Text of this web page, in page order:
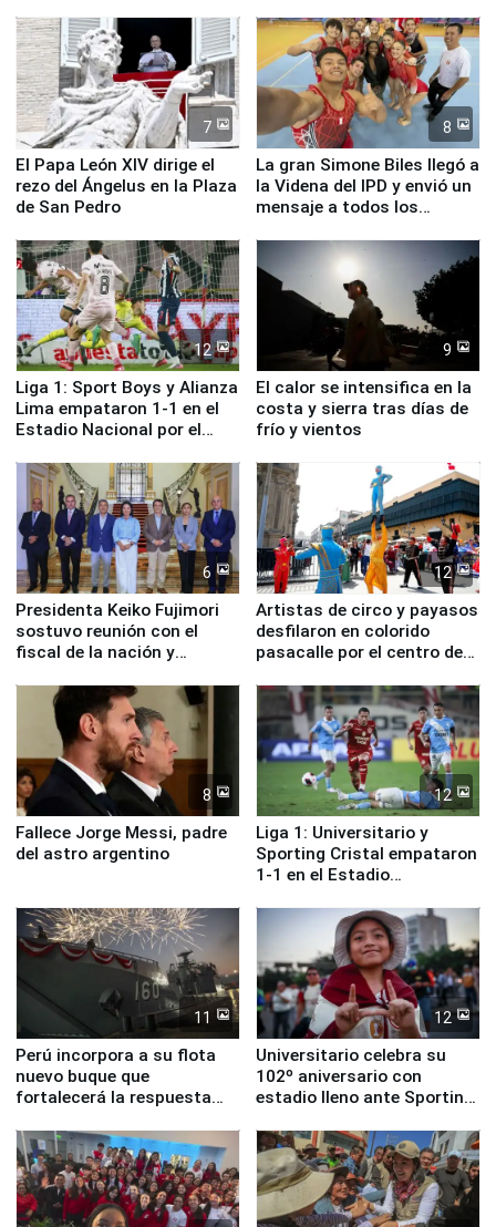
7
El Papa León XIV dirige el
rezo del Ángelus en la Plaza
de San Pedro
8
La gran Simone Biles llegó a
la Videna del IPD y envió un
mensaje a todos los
12
Liga 1: Sport Boys y Alianza
Lima empataron 1-1 en el
Estadio Nacional por el
9
El calor se intensifica en la
costa y sierra tras días de
frío y vientos
6
Presidenta Keiko Fujimori
sostuvo reunión con el
fiscal de la nación y
12
Artistas de circo y payasos
desfilaron en colorido
pasacalle por el centro de
8
Fallece Jorge Messi, padre
del astro argentino
12
Liga 1: Universitario y
Sporting Cristal empataron
1-1 en el Estadio
11
Perú incorpora a su flota
nuevo buque que
fortalecerá la respuesta
12
Universitario celebra su
102º aniversario con
estadio lleno ante Sporting